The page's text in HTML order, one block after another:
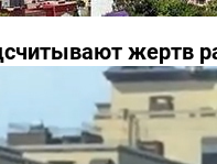
жертв